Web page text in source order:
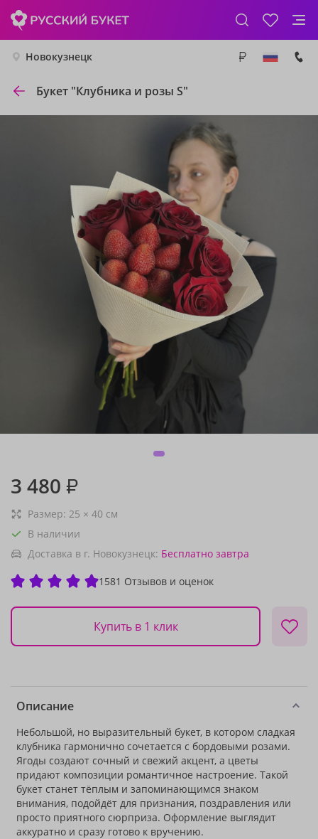
Новокузнецк
Букет "Клубника и розы S"
3 480 ₽
Размер: 25 × 40 см
В наличии
Доставка в г. Новокузнецк: Бесплатно завтра
1581 Отзывов и оценок
Купить в 1 клик
Описание
Небольшой, но выразительный букет, в котором сладкая
клубника гармонично сочетается с бордовыми розами.
Ягоды создают сочный и свежий акцент, а цветы
придают композиции романтичное настроение. Такой
букет станет тёплым и запоминающимся знаком
внимания, подойдёт для признания, поздравления или
просто приятного сюрприза. Оформление выглядит
аккуратно и сразу готово к вручению.